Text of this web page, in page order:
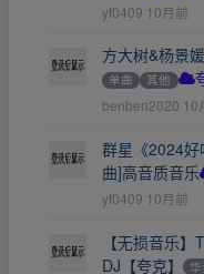
yf0409 10月前
方大树&杨景
单曲
其他
benben2020 10
群星《2024好
曲]高音质音乐
yf0409 10月前
【无损音乐
DJ【夸克】